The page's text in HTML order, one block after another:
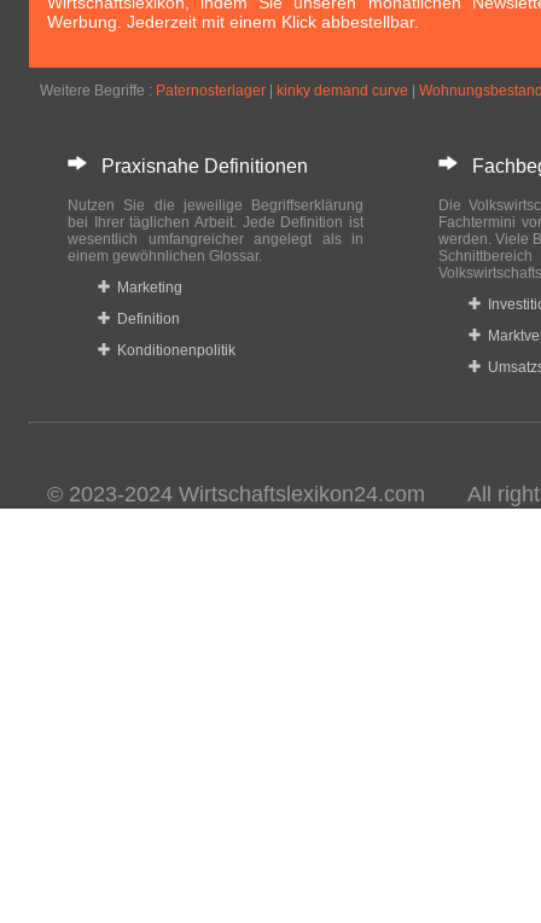
Werbung. Jederzeit mit einem Klick abbestellbar.
Weitere Begriffe : Paternosterlager kinky demand curve
Praxisnahe Definitionen
Nutzen Sie die jeweilige Begriffserklärung
bei Ihrer täglichen Arbeit. Jede Definition ist
wesentlich umfangreicher angelegt als in
einem gewöhnlichen Glossar.
Marketing
Definition
Konditionenpolitik
Die
Fachtermini
werden. Viele
© 2023-2024 Wirtschaftslexikon24.com All